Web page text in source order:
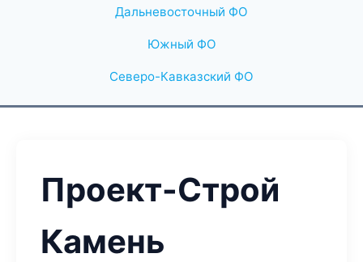
Дальневосточный ФО
Южный ФО
Северо-Кавказский ФО
Проект-Строй
Камень